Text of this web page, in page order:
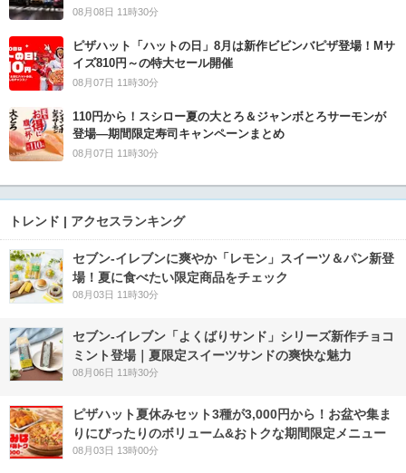
08月08日 11時30分
ピザハット「ハットの日」8月は新作ビビンバピザ登場！Mサ
イズ810円～の特大セール開催
08月07日 11時30分
110円から！スシロー夏の大とろ＆ジャンボとろサーモンが
登場―期間限定寿司キャンペーンまとめ
08月07日 11時30分
トレンド | アクセスランキング
セブン‐イレブンに爽やか「レモン」スイーツ＆パン新登
場！夏に食べたい限定商品をチェック
08月03日 11時30分
セブン‐イレブン「よくばりサンド」シリーズ新作チョコ
ミント登場｜夏限定スイーツサンドの爽快な魅力
08月06日 11時30分
ピザハット夏休みセット3種が3,000円から！お盆や集ま
りにぴったりのボリューム&おトクな期間限定メニュー
08月03日 13時00分